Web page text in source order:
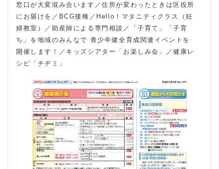
窓口が大変混み合います／住所が変わったときは区役所
にお届けを／BCG接種／Hello！マタニティクラス（妊
婦教室）／助産師による専門相談／「子育て」「子育
ち」を地域のみんなで 青少年健全育成関連イベントを
開催します！／キッズシアター「お楽しみ会」／健康レ
シピ「チヂミ」